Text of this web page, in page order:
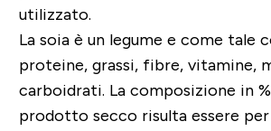
utilizzato.
La soia è un legume e come tale
proteine, grassi, fibre, vitamine,
carboidrati. La composizione in
prodotto secco risulta essere